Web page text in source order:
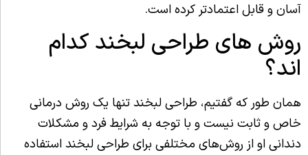
آسان و قابل اعتمادتر کرده است.
روش های طراحی لبخند کدام
اند؟
همان طور که گفتیم،‌ طراحی لبخند تنها یک روش درمانی
خاص و ثابت نیست و با توجه به شرایط فرد و مشکلات
دندانی او از روش‌های مختلفی برای طراحی لبخند استفاده